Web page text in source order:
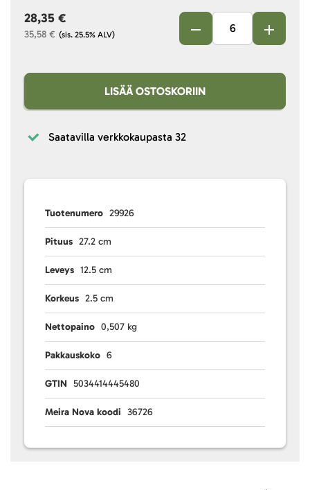
(sis. 25.5% ALV)
35,58 €
28,35 €
LISÄÄ OSTOSKORIIN
Saatavilla verkkokaupasta 32
Tuotenumero 29926
Pituus 27.2 cm
Leveys 12.5 cm
Korkeus 2.5 cm
Nettopaino 0,507 kg
Pakkauskoko 6
GTIN 5034414445480
Meira Nova koodi 36726